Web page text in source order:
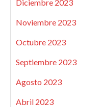
Diciembre 2023
Noviembre 2023
Octubre 2023
Septiembre 2023
Agosto 2023
Abril 2023